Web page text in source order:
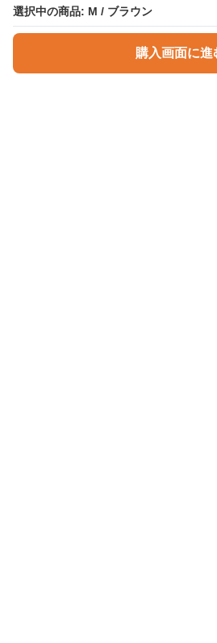
選択中の商品: M / ブラウン
購入画面に進
選択中の商品: M / ブラウン
購入画面に進